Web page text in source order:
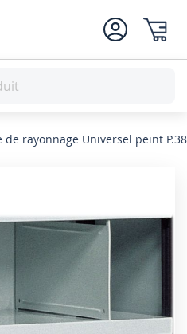
rayonnage Universel peint